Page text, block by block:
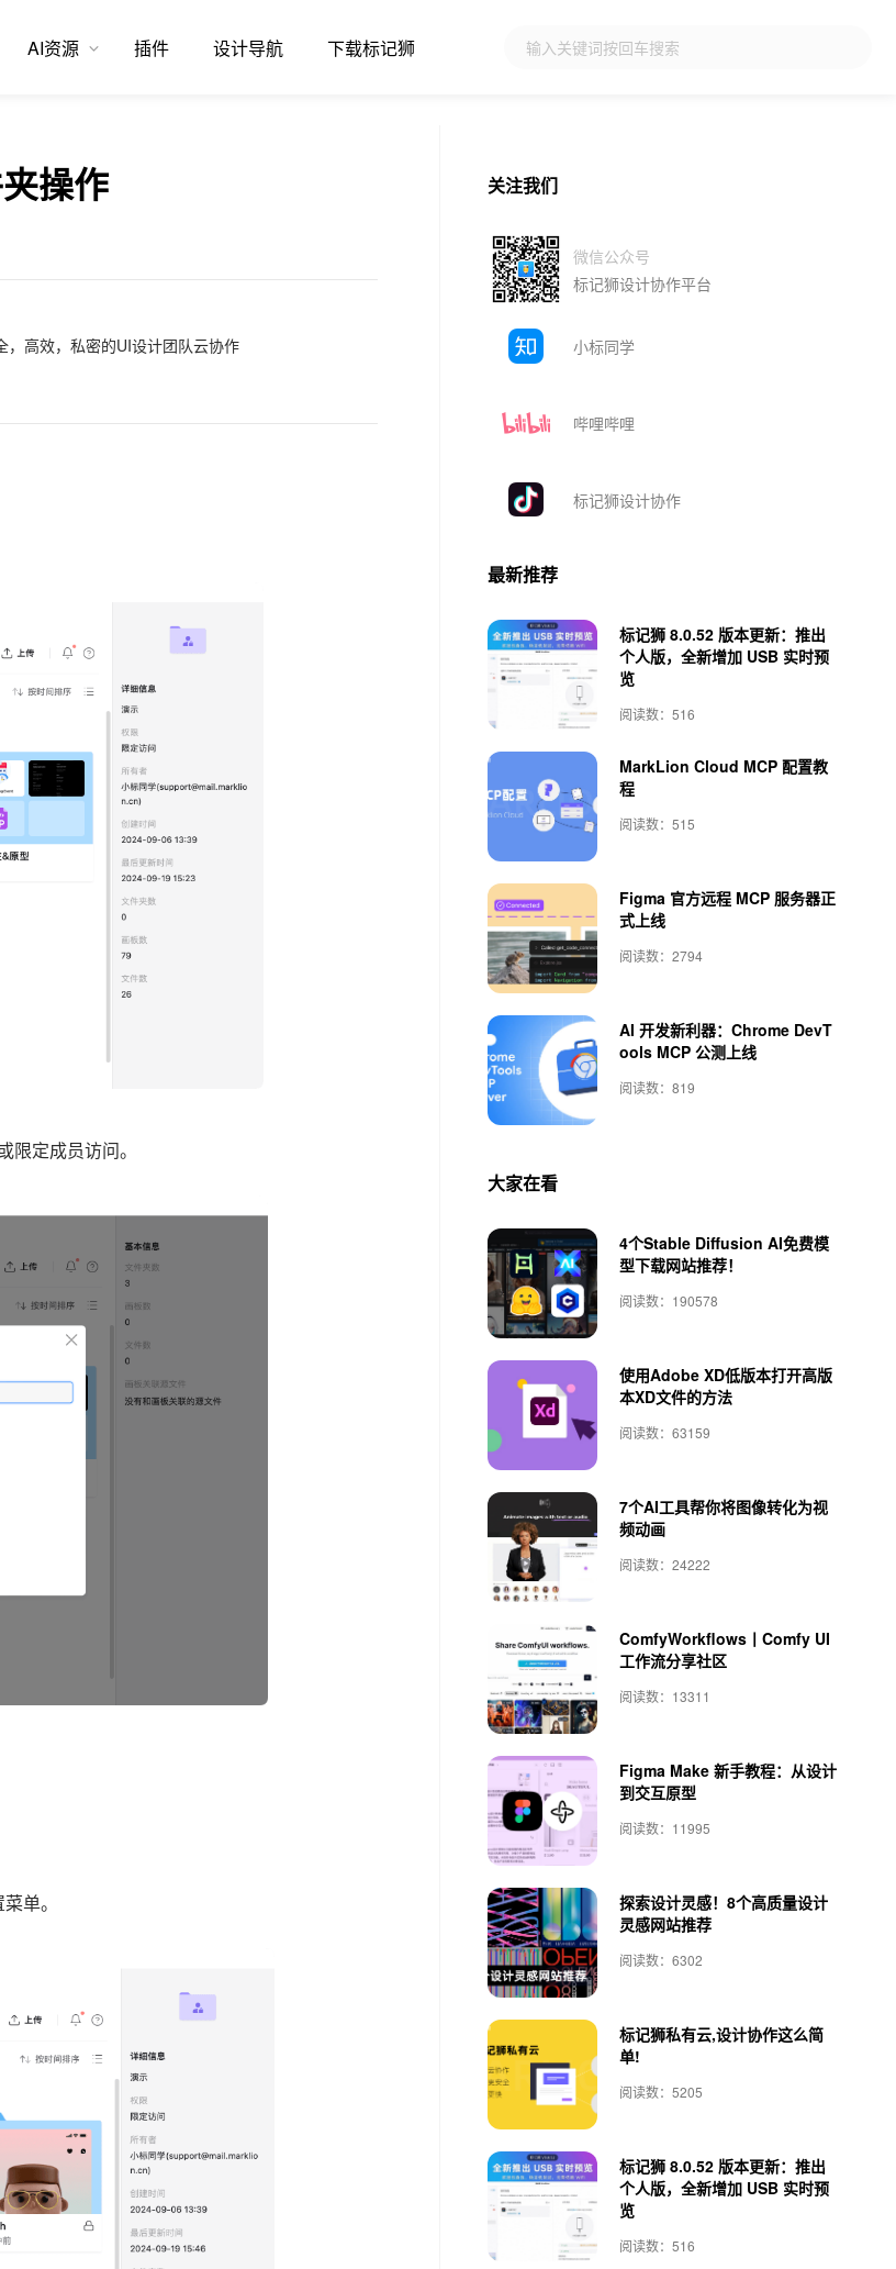
AI资源 插件 设计导航 下载标记狮
操作
高效，私密的UI设计团队云协作
限定成员访问。
单。
关注我们
微信公众号
标记狮设计协作平台
小标同学
哔哩哔哩
标记狮设计协作
最新推荐
标记狮 8.0.52 版本更新：推出
个人版，全新增加 USB 实时预
览
阅读数：516
MarkLion Cloud MCP 配置教
程
阅读数：515
Figma 官方远程 MCP 服务器正
式上线
阅读数：2794
AI 开发新利器：Chrome DevT
ools MCP 公测上线
阅读数：819
大家在看
4个Stable Diffusion AI免费模
型下载网站推荐！
阅读数：190578
使用Adobe XD低版本打开高版
本XD文件的方法
阅读数：63159
7个AI工具帮你将图像转化为视
频动画
阅读数：24222
ComfyWorkflows丨Comfy UI
工作流分享社区
阅读数：13311
Figma Make 新手教程：从设计
到交互原型
阅读数：11995
探索设计灵感！8个高质量设计
灵感网站推荐
阅读数：6302
标记狮私有云,设计协作这么简
单!
阅读数：5205
标记狮 8.0.52 版本更新：推出
个人版，全新增加 USB 实时预
览
阅读数：516